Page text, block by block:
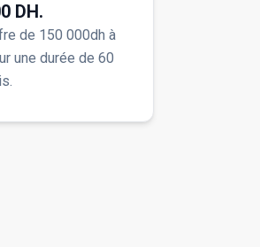
DH.
de 150 000dh à
une durée de 60